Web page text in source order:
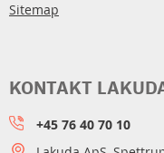
Sitemap
KONTAKT
+45 76 40 70 10